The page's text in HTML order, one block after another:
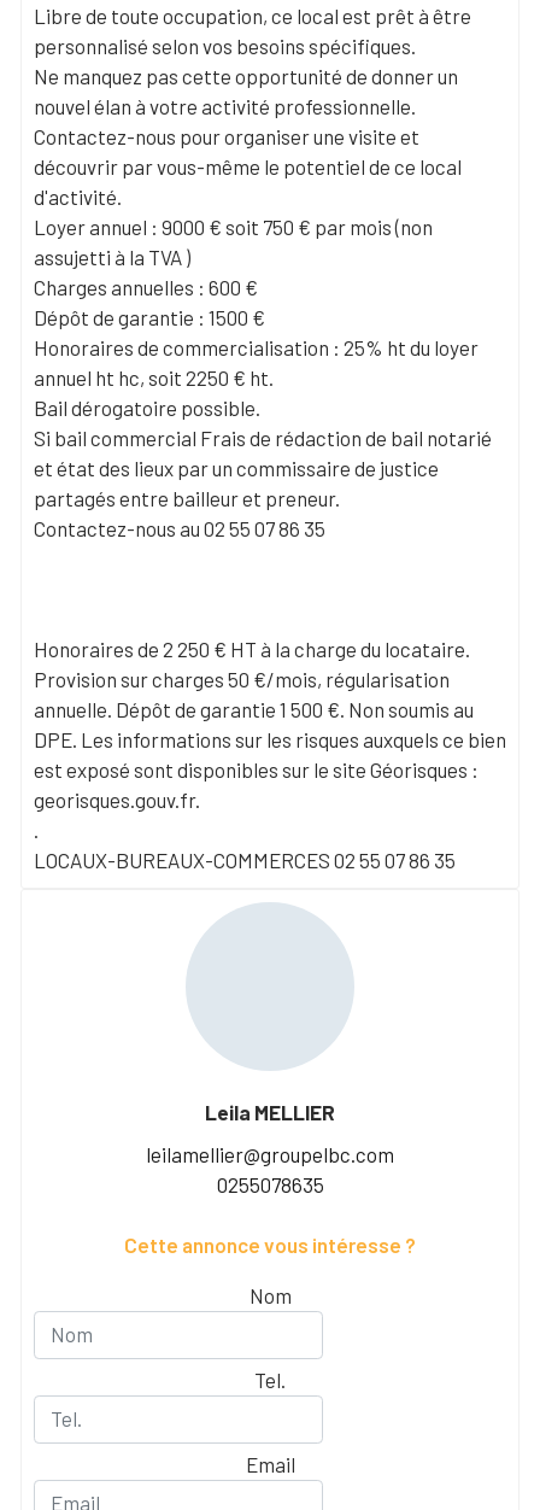
Libre de toute occupation, ce local est prêt à être
personnalisé selon vos besoins spécifiques.
Ne manquez pas cette opportunité de donner un
nouvel élan à votre activité professionnelle.
Contactez-nous pour organiser une visite et
découvrir par vous-même le potentiel de ce local
d'activité.
Loyer annuel : 9000 € soit 750 € par mois (non
assujetti à la TVA )
Charges annuelles : 600 €
Dépôt de garantie : 1500 €
Honoraires de commercialisation : 25% ht du loyer
annuel ht hc, soit 2250 € ht.
Bail dérogatoire possible.
Si bail commercial Frais de rédaction de bail notarié
et état des lieux par un commissaire de justice
partagés entre bailleur et preneur.
Contactez-nous au 02 55 07 86 35
Honoraires de 2 250 € HT à la charge du locataire.
Provision sur charges 50 €/mois, régularisation
annuelle. Dépôt de garantie 1 500 €. Non soumis au
DPE. Les informations sur les risques auxquels ce bien
est exposé sont disponibles sur le site Géorisques :
georisques.gouv.fr.
.
LOCAUX-BUREAUX-COMMERCES 02 55 07 86 35
Leila MELLIER
leilamellier@groupelbc.com
0255078635
Cette annonce vous intéresse ?
Nom
Tel.
Email